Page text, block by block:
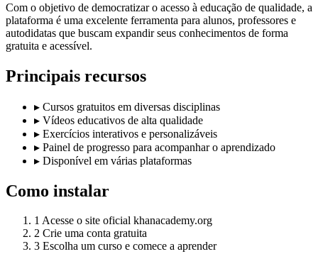
Com o objetivo de democratizar o acesso à educação de qualidade, a
plataforma é uma excelente ferramenta para alunos, professores e
autodidatas que buscam expandir seus conhecimentos de forma
gratuita e acessível.
Principais recursos
▸ Cursos gratuitos em diversas disciplinas
▸ Vídeos educativos de alta qualidade
▸ Exercícios interativos e personalizáveis
▸ Painel de progresso para acompanhar o aprendizado
▸ Disponível em várias plataformas
Como instalar
1 Acesse o site oficial khanacademy.org
2 Crie uma conta gratuita
3 Escolha um curso e comece a aprender